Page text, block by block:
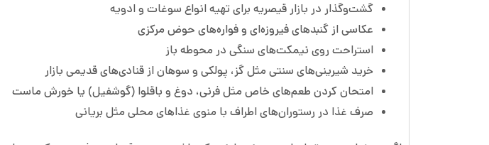
گشت‌وگذار در بازار قیصریه برای تهیه انواع سوغات و ادویه
عکاسی از گنبدهای فیروزه‌ای و فواره‌های حوض مرکزی
استراحت روی نیمکت‌های سنگی در محوطه باز
خرید شیرینی‌های سنتی مثل گز، پولکی و سوهان از قنادی‌های قدیمی بازار
امتحان کردن طعم‌های خاص مثل فرنی، دوغ و باقلوا (گوشفیل) یا خورش ماست
صرف غذا در رستوران‌های اطراف با منوی غذاهای محلی مثل بریانی